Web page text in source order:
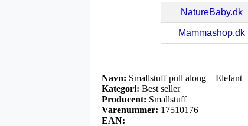
NatureBaby.dk
Mammashop.dk
Navn: Smallstuff pull along – Elefant
Kategori: Best seller
Producent: Smallstuff
Varenummer: 17510176
EAN: